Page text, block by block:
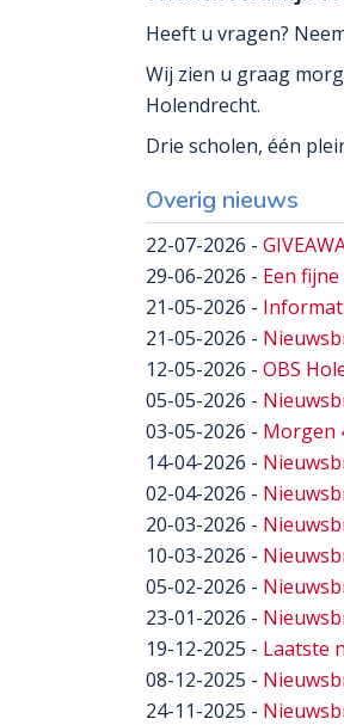
Heeft u vragen?
Wij zien u graag
Holendrecht.
Drie scholen, één
Overig nieuws
22-07-2026 -
29-06-2026 - Een
21-05-2026 -
21-05-2026 -
12-05-2026 - OBS
05-05-2026 -
03-05-2026 - Morgen
14-04-2026 -
02-04-2026 -
20-03-2026 -
10-03-2026 -
05-02-2026 -
23-01-2026 -
19-12-2025 - Laatste
08-12-2025 -
24-11-2025 -